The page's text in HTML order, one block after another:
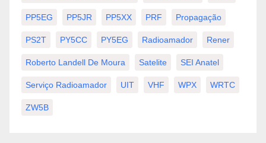
PP5EG PP5JR PP5XX PRF Propagação
PS2T PY5CC PY5EG Radioamador Rener
Roberto Landell De Moura Satelite SEI Anatel
Serviço Radioamador UIT VHF WPX WRTC
ZW5B